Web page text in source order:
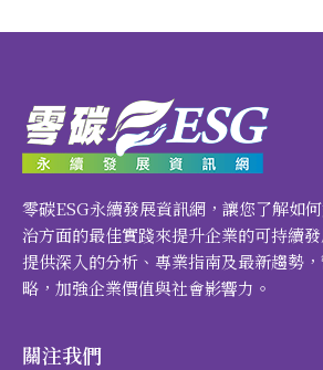
零碳ESG永續發展資訊網，讓您了解如
治方面的最佳實踐來提升企業的可持續
提供深入的分析、專業指南及最新趨勢
略，加強企業價值與社會影響力。
關注我們